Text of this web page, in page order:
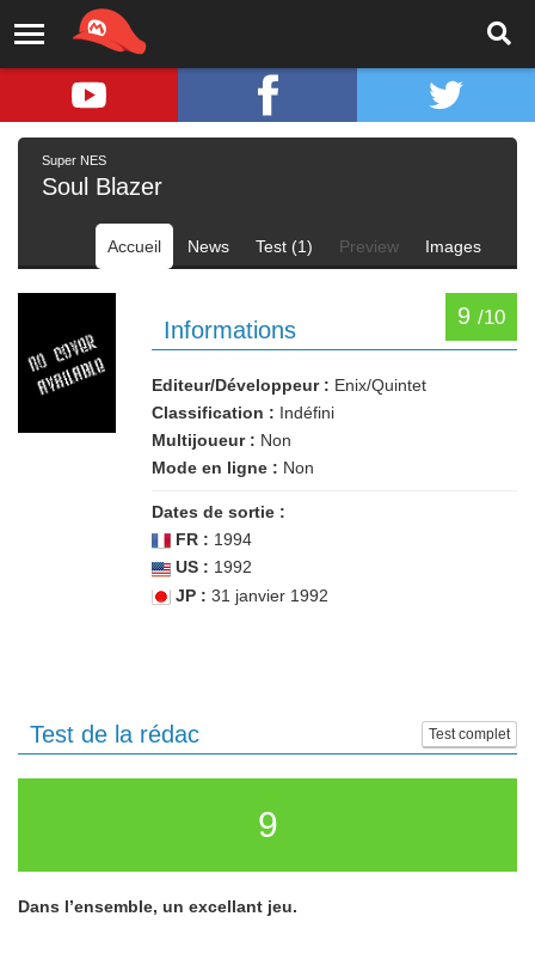
Super NES
Soul Blazer
Accueil News Test (1) Preview Images
9 /10
Informations
Editeur/Développeur : Enix/Quintet
Classification : Indéfini
Multijoueur : Non
Mode en ligne : Non
Dates de sortie :
FR : 1994
US : 1992
JP : 31 janvier 1992
Test complet
Test de la rédac
9
Dans l’ensemble, un excellant jeu.